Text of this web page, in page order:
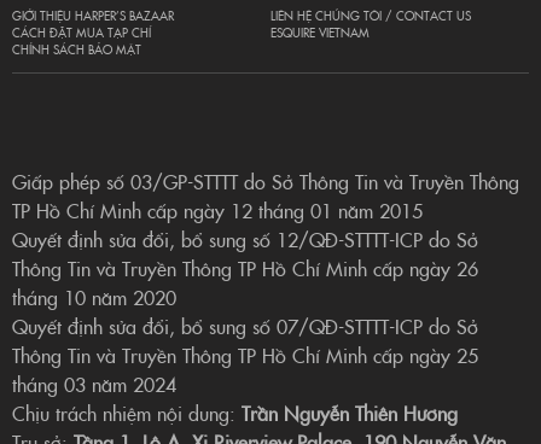
GIỚI THIỆU HARPER’S BAZAAR
CÁCH ĐẶT MUA TẠP CHÍ
CHÍNH SÁCH BẢO MẬT
LIÊN HỆ CHÚNG TÔI / CONTACT US
ESQUIRE VIETNAM
Giấp phép số 03/GP-STTTT do Sở Thông Tin và Truyền Thông
TP Hồ Chí Minh cấp ngày 12 tháng 01 năm 2015
Quyết định sửa đổi, bổ sung số 12/QĐ-STTTT-ICP do Sở
Thông Tin và Truyền Thông TP Hồ Chí Minh cấp ngày 26
tháng 10 năm 2020
Quyết định sửa đổi, bổ sung số 07/QĐ-STTTT-ICP do Sở
Thông Tin và Truyền Thông TP Hồ Chí Minh cấp ngày 25
tháng 03 năm 2024
Chịu trách nhiệm nội dung: Trần Nguyễn Thiên Hương